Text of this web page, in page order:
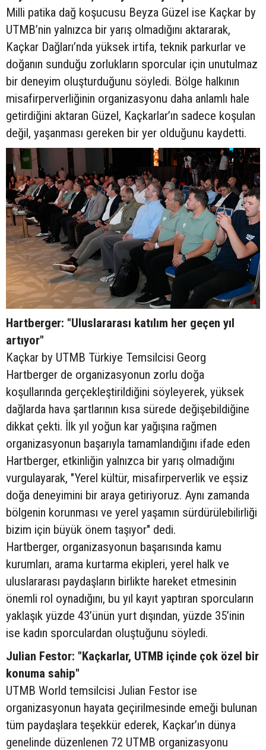
Milli patika dağ koşucusu Beyza Güzel ise Kaçkar by
UTMB’nin yalnızca bir yarış olmadığını aktararak,
Kaçkar Dağları’nda yüksek irtifa, teknik parkurlar ve
doğanın sunduğu zorlukların sporcular için unutulmaz
bir deneyim oluşturduğunu söyledi. Bölge halkının
misafirperverliğinin organizasyonu daha anlamlı hale
getirdiğini aktaran Güzel, Kaçkarlar’ın sadece koşulan
değil, yaşanması gereken bir yer olduğunu kaydetti.
Hartberger: "Uluslararası katılım her geçen yıl
artıyor"
Kaçkar by UTMB Türkiye Temsilcisi Georg
Hartberger de organizasyonun zorlu doğa
koşullarında gerçekleştirildiğini söyleyerek, yüksek
dağlarda hava şartlarının kısa sürede değişebildiğine
dikkat çekti. İlk yıl yoğun kar yağışına rağmen
organizasyonun başarıyla tamamlandığını ifade eden
Hartberger, etkinliğin yalnızca bir yarış olmadığını
vurgulayarak, "Yerel kültür, misafirperverlik ve eşsiz
doğa deneyimini bir araya getiriyoruz. Aynı zamanda
bölgenin korunması ve yerel yaşamın sürdürülebilirliği
bizim için büyük önem taşıyor" dedi.
Hartberger, organizasyonun başarısında kamu
kurumları, arama kurtarma ekipleri, yerel halk ve
uluslararası paydaşların birlikte hareket etmesinin
önemli rol oynadığını, bu yıl kayıt yaptıran sporcuların
yaklaşık yüzde 43’ünün yurt dışından, yüzde 35’inin
ise kadın sporculardan oluştuğunu söyledi.
Julian Festor: "Kaçkarlar, UTMB içinde çok özel bir
konuma sahip"
UTMB World temsilcisi Julian Festor ise
organizasyonun hayata geçirilmesinde emeği bulunan
tüm paydaşlara teşekkür ederek, Kaçkar’ın dünya
genelinde düzenlenen 72 UTMB organizasyonu